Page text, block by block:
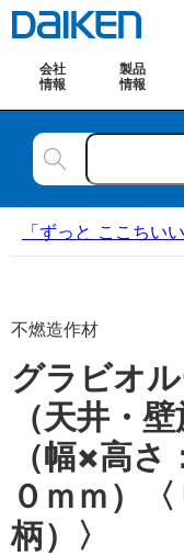
会社
情報
製品
情報
「ずっと ここちい
不燃造作材
グラビオ
（天井・
（幅×高
０ｍｍ）
柄）〉